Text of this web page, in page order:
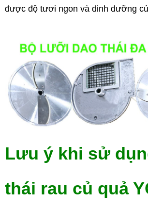
được độ tươi ngon và dinh dưỡng
Lưu ý khi sử
thái rau củ quả